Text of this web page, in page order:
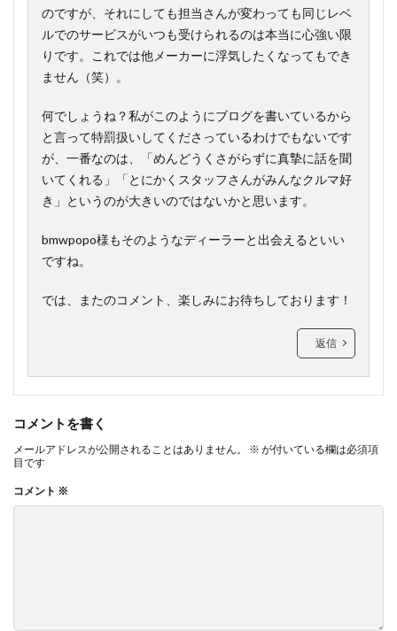
のですが、それにしても担当さんが変わっても同じレベ
ルでのサービスがいつも受けられるのは本当に心強い限
りです。これでは他メーカーに浮気したくなってもでき
ません（笑）。
何でしょうね？私がこのようにブログを書いているから
と言って特罰扱いしてくださっているわけでもないです
が、一番なのは、「めんどうくさがらずに真摯に話を聞
いてくれる」「とにかくスタッフさんがみんなクルマ好
き」というのが大きいのではないかと思います。
bmwpopo様もそのようなディーラーと出会えるといい
ですね。
では、またのコメント、楽しみにお待ちしております！
返信
コメントを書く
メールアドレスが公開されることはありません。 ※ が付いている欄は必須項
目です
コメント ※